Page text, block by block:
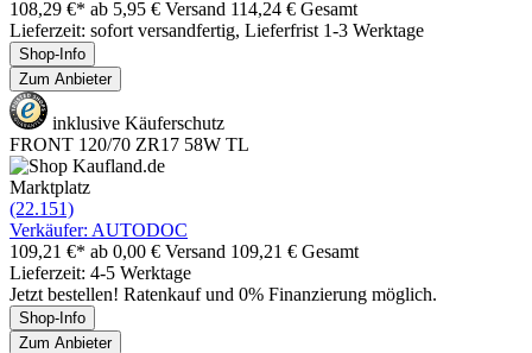
108,29 €* ab 5,95 € Versand 114,24 € Gesamt
Lieferzeit: sofort versandfertig, Lieferfrist 1-3 Werktage
Shop-Info
Zum Anbieter
inklusive Käuferschutz
FRONT 120/70 ZR17 58W TL
Marktplatz
(22.151)
Verkäufer: AUTODOC
109,21 €* ab 0,00 € Versand 109,21 € Gesamt
Lieferzeit: 4-5 Werktage
Jetzt bestellen! Ratenkauf und 0% Finanzierung möglich.
Shop-Info
Zum Anbieter